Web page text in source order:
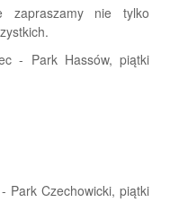
zapraszamy nie tylko
- Park Hassów, piątki
Park Czechowicki, piątki